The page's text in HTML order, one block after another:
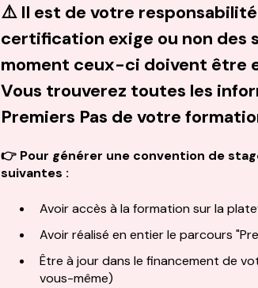
⚠️ Il est de votre
certification exige ou non des
moment ceux-ci doivent être
Vous trouverez toutes les
Premiers Pas de votre
👉 Pour générer une convention de
suivantes :
Avoir accès à la formation sur la
Avoir réalisé en entier le parcours
Être à jour dans le financement de
vous-même)